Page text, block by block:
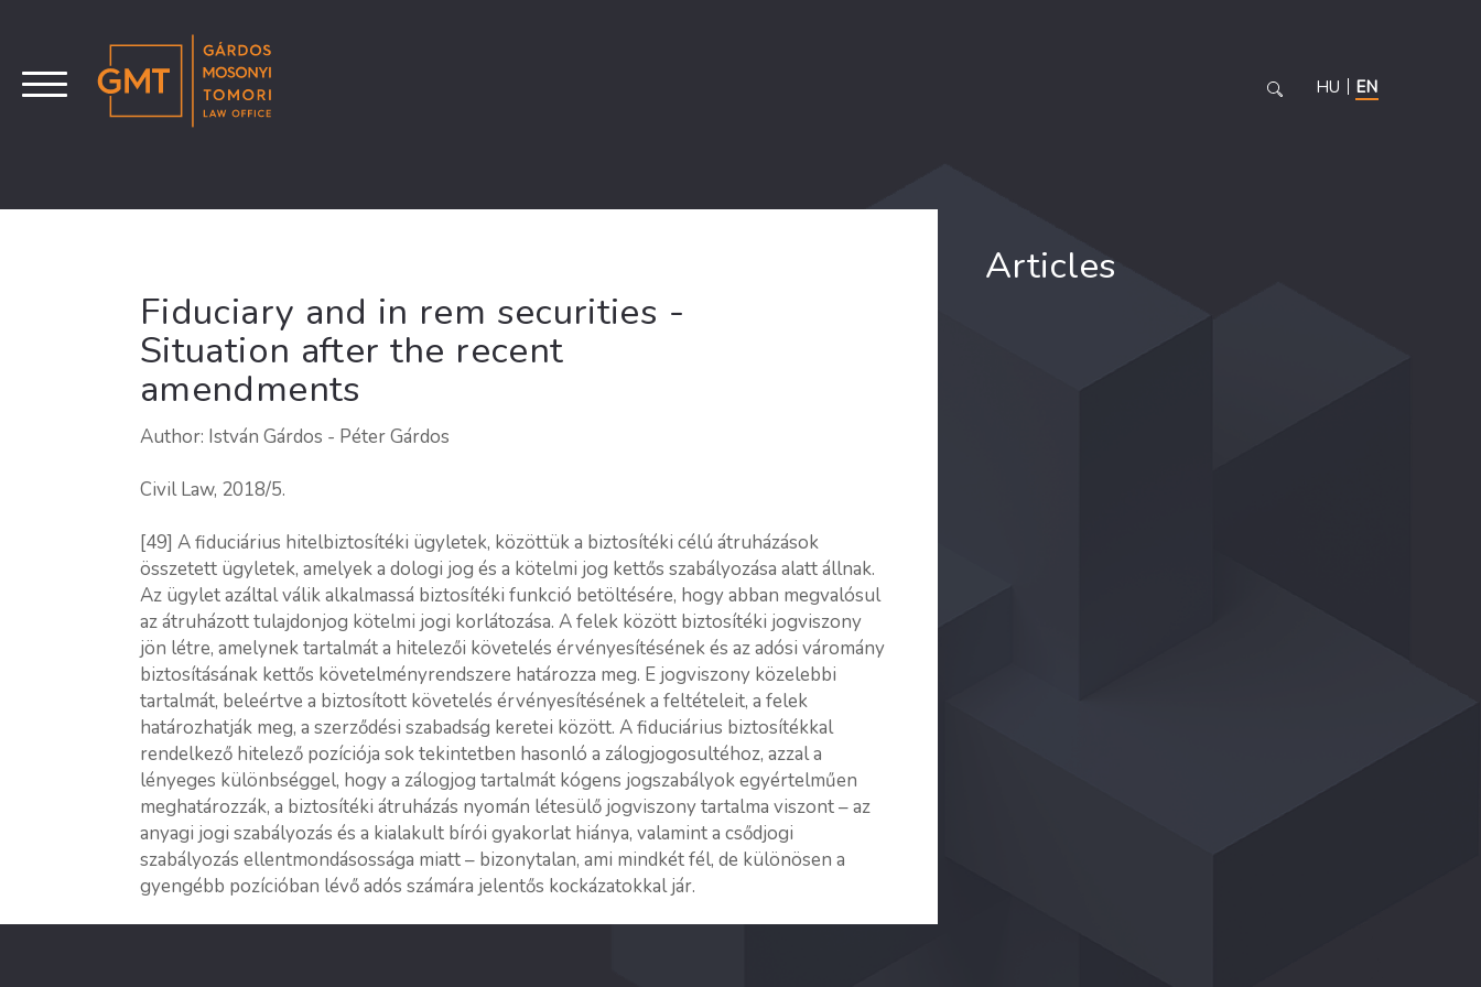
HU EN
Fiduciary and in rem securities -
Situation after the recent
amendments
Author: István Gárdos - Péter Gárdos
Civil Law, 2018/5.
[49] A fiduciárius hitelbiztosítéki ügyletek, közöttük a biztosítéki célú átruházások
összetett ügyletek, amelyek a dologi jog és a kötelmi jog kettős szabályozása alatt állnak.
Az ügylet azáltal válik alkalmassá biztosítéki funkció betöltésére, hogy abban megvalósul
az átruházott tulajdonjog kötelmi jogi korlátozása. A felek között biztosítéki jogviszony
jön létre, amelynek tartalmát a hitelezői követelés érvényesítésének és az adósi váromány
biztosításának kettős követelményrendszere határozza meg. E jogviszony közelebbi
tartalmát, beleértve a biztosított követelés érvényesítésének a feltételeit, a felek
határozhatják meg, a szerződési szabadság keretei között. A fiduciárius biztosítékkal
rendelkező hitelező pozíciója sok tekintetben hasonló a zálogjogosultéhoz, azzal a
lényeges különbséggel, hogy a zálogjog tartalmát kógens jogszabályok egyértelműen
meghatározzák, a biztosítéki átruházás nyomán létesülő jogviszony tartalma viszont – az
anyagi jogi szabályozás és a kialakult bírói gyakorlat hiánya, valamint a csődjogi
szabályozás ellentmondásossága miatt – bizonytalan, ami mindkét fél, de különösen a
gyengébb pozícióban lévő adós számára jelentős kockázatokkal jár.
Articles